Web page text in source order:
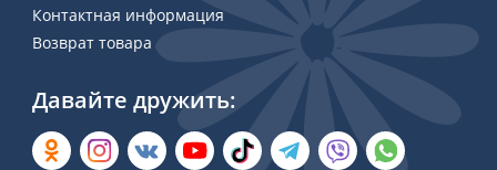
Контактная информация
Возврат товара
Давайте дружить: